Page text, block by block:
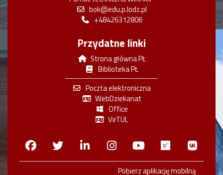
bok@edu.p.lodz.pl
+48426312806
Przydatne linki
Strona główna PŁ
Biblioteka PŁ
Poczta elektroniczna
WebDziekanat
Office
VirTUL
FacebookTwitterLinkedinInstagram
Youtube
Pobierz aplikację mobilną